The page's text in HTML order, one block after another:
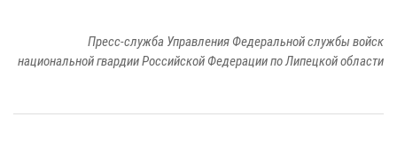
Пресс-служба Управления Федеральной службы войск
национальной гвардии Российской Федерации по Липецкой области